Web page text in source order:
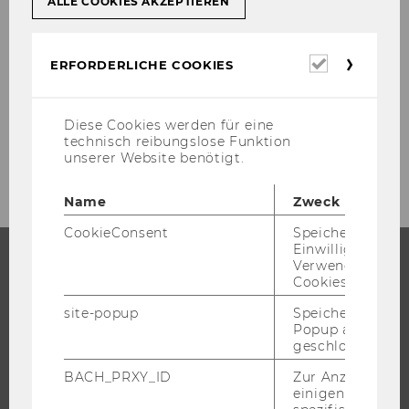
[vgl.
web.mit.edu/sapr3/docs/web­docs/glos­
ta­ti­on on the Web) (07.11.2001) , URL]
ERFORDERLICHE COOKIES
Diese Cookies werden für eine
technisch reibungslose Funktion
unserer Website benötigt.
Name
Zweck
CookieConsent
Speichert Ihre
Einwilligung zur
Verwendung von
Cookies.
site-popup
Speichert ob ein
Popup
geschlossen
BACH_PRXY_ID
Zur Anzeige von
einigen WU-